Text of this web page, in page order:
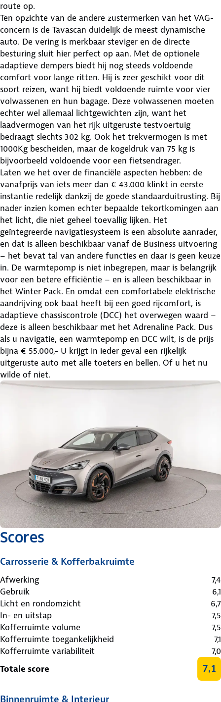
route op.
Ten opzichte van de andere zustermerken van het VAG-
concern is de Tavascan duidelijk de meest dynamische
auto. De vering is merkbaar steviger en de directe
besturing sluit hier perfect op aan. Met de optionele
adaptieve dempers biedt hij nog steeds voldoende
comfort voor lange ritten. Hij is zeer geschikt voor dit
soort reizen, want hij biedt voldoende ruimte voor vier
volwassenen en hun bagage. Deze volwassenen moeten
echter wel allemaal lichtgewichten zijn, want het
laadvermogen van het rijk uitgeruste testvoertuig
bedraagt ​​slechts 302 kg. Ook het trekvermogen is met
1000Kg bescheiden, maar de kogeldruk van 75 kg is
bijvoorbeeld voldoende voor een fietsendrager.
Laten we het over de financiële aspecten hebben: de
vanafprijs van iets meer dan € 43.000 klinkt in eerste
instantie redelijk dankzij de goede standaarduitrusting. Bij
nader inzien komen echter bepaalde tekortkomingen aan
het licht, die niet geheel toevallig lijken. Het
geïntegreerde navigatiesysteem is een absolute aanrader,
en dat is alleen beschikbaar vanaf de Business uitvoering
– het bevat tal van andere functies en daar is geen keuze
in. De warmtepomp is niet inbegrepen, maar is belangrijk
voor een betere efficiëntie – en is alleen beschikbaar in
het Winter Pack. En omdat een comfortabele elektrische
aandrijving ook baat heeft bij een goed rijcomfort, is
adaptieve chassiscontrole (DCC) het overwegen waard –
deze is alleen beschikbaar met het Adrenaline Pack. Dus
als u navigatie, een warmtepomp en DCC wilt, is de prijs
bijna € 55.000,- U krijgt in ieder geval een rijkelijk
uitgeruste auto met alle toeters en bellen. Of u het nu
wilde of niet.
Scores
Carrosserie & Kofferbakruimte
Afwerking
7,4
Gebruik
6,1
Licht en rondomzicht
6,7
In- en uitstap
7,5
Kofferruimte volume
7,5
Kofferruimte toegankelijkheid
7,1
Kofferruimte variabiliteit
7,0
Totale score
7,1
Binnenruimte & Interieur